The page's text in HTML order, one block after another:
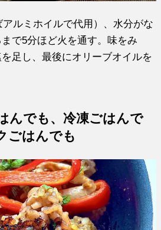
ルミホイルで代用）、水分がな
で5分ほど火を通す。味をみ
足し、最後にオリーブオイルを
んでも、冷凍ごはんで
ごはんでも